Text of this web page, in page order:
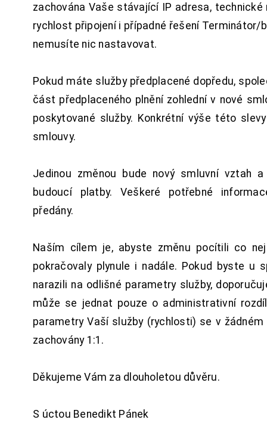
zachována Vaše stávající IP adresa, technické
rychlost připojení i případné řešení Terminátor/
nemusíte nic nastavovat.
Pokud máte služby předplacené dopředu,
část předplaceného plnění zohlední v nové
poskytované služby. Konkrétní výše této
smlouvy.
Jedinou změnou bude nový smluvní vztah
budoucí platby. Veškeré potřebné
předány.
Naším cílem je, abyste změnu pocítili co
pokračovaly plynule i nadále. Pokud byste u
narazili na odlišné parametry služby,
může se jednat pouze o administrativní
parametry Vaší služby (rychlosti) se v
zachovány 1:1.
Děkujeme Vám za dlouholetou důvěru.
S úctou Benedikt Pánek